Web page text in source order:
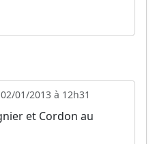
02/01/2013 à 12h31
et Cordon au